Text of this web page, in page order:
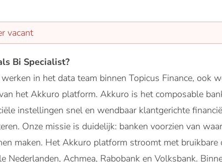
vacant
Bi Specialist?
in het data team binnen Topicus Finance, ook
het Akkuro platform. Akkuro is het composable
instellingen snel en wendbaar klantgerichte
Onze missie is duidelijk: banken voorzien van
maken. Het Akkuro platform stroomt met bruikbare
Nederlanden, Achmea, Rabobank en Volksbank.